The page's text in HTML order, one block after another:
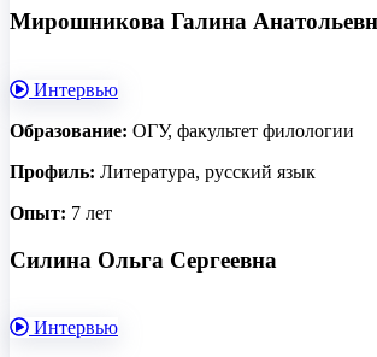
Мирошникова Галина
Интервью
Образование: ОГУ, факультет филологии
Профиль: Литература, русский язык
Опыт: 7 лет
Силина Ольга Сергеевна
Интервью